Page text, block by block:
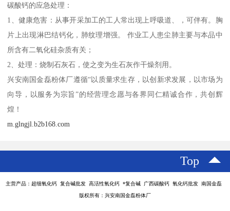
碳酸钙的应急处理：
1、健康危害：从事开采加工的工人常出现上呼吸道、，可伴有。胸
片上出现淋巴结钙化，肺纹理增强。 作业工人患尘肺主要与本品中
所含有二氧化硅杂质有关；
2、处理：烧制石灰石，使之变为生石灰作干燥剂用。
兴安南国金磊粉体厂遵循“以质量求生存，以创新求发展，以市场为
向导，以服务为宗旨”的经营理念愿与各界同仁精诚合作，共创辉
煌！
m.glngjl.b2b168.com
Top
主营产品：超细氧化钙 复合碱批发 高活性氧化钙 *复合碱 广西碳酸钙 氧化钙批发 南国金磊
版权所有：兴安南国金磊粉体厂